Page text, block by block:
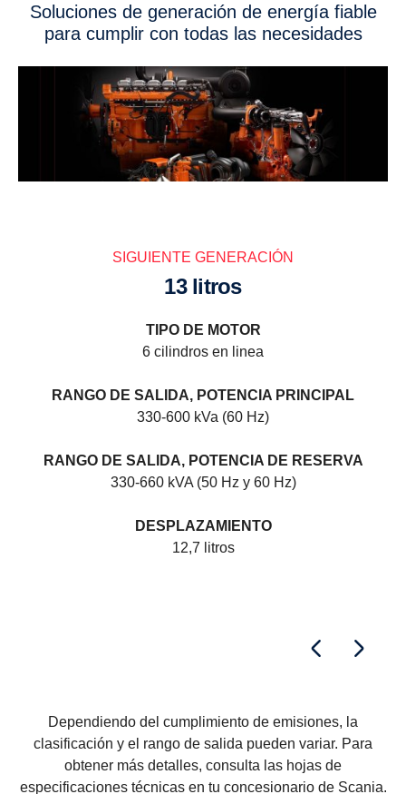
Soluciones de generación de energía fiable
para cumplir con todas las necesidades
SIGUIENTE GENERACIÓN
13 litros
TIPO DE MOTOR
6 cilindros en linea
RANGO DE SALIDA, POTENCIA PRINCIPAL
330-600 kVa (60 Hz)
RANGO DE SALIDA, POTENCIA DE RESERVA
330-660 kVA (50 Hz y 60 Hz)
DESPLAZAMIENTO
12,7 litros
Dependiendo del cumplimiento de emisiones, la
clasificación y el rango de salida pueden variar. Para
obtener más detalles, consulta las hojas de
especificaciones técnicas en tu concesionario de Scania.